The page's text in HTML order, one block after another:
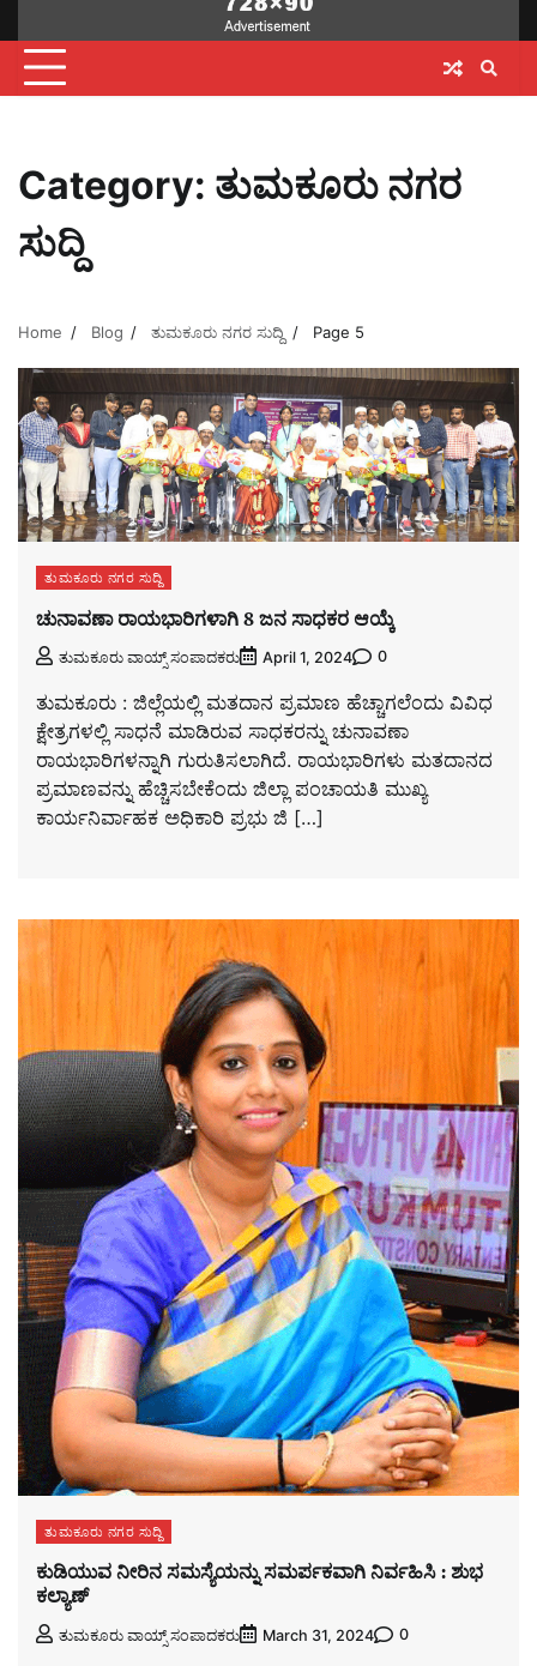
Category: ತುಮಕೂರು ನಗರ
ಸುದ್ದಿ
Home Blog ತುಮಕೂರು ನಗರ ಸುದ್ದಿ Page 5
ತುಮಕೂರು ನಗರ ಸುದ್ದಿ
ಚುನಾವಣಾ ರಾಯಭಾರಿಗಳಾಗಿ 8 ಜನ ಸಾಧಕರ ಆಯ್ಕೆ
ತುಮಕೂರು ವಾಯ್ಸ್ ಸಂಪಾದಕರು April 1, 2024 0
ತುಮಕೂರು : ಜಿಲ್ಲೆಯಲ್ಲಿ ಮತದಾನ ಪ್ರಮಾಣ ಹೆಚ್ಚಾಗಲೆಂದು ವಿವಿಧ
ಕ್ಷೇತ್ರಗಳಲ್ಲಿ ಸಾಧನೆ ಮಾಡಿರುವ ಸಾಧಕರನ್ನು ಚುನಾವಣಾ
ರಾಯಭಾರಿಗಳನ್ನಾಗಿ ಗುರುತಿಸಲಾಗಿದೆ. ರಾಯಭಾರಿಗಳು ಮತದಾನದ
ಪ್ರಮಾಣವನ್ನು ಹೆಚ್ಚಿಸಬೇಕೆಂದು ಜಿಲ್ಲಾ ಪಂಚಾಯತಿ ಮುಖ್ಯ
ಕಾರ್ಯನಿರ್ವಾಹಕ ಅಧಿಕಾರಿ ಪ್ರಭು ಜಿ […]
ತುಮಕೂರು ನಗರ ಸುದ್ದಿ
ಕುಡಿಯುವ ನೀರಿನ ಸಮಸ್ಯೆಯನ್ನು ಸಮರ್ಪಕವಾಗಿ ನಿರ್ವಹಿಸಿ : ಶುಭ
ಕಲ್ಯಾಣ್
ತುಮಕೂರು ವಾಯ್ಸ್ ಸಂಪಾದಕರು March 31, 2024 0